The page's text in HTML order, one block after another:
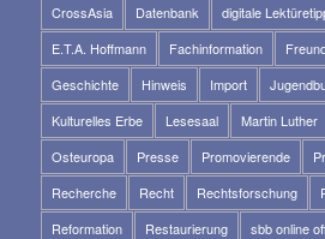
CrossAsia
Datenbank digitale
E.T.A. Hoffmann
Fachinformation
Geschichte
Hinweis Import
Kulturelles Erbe
Lesesaal Martin Luther
Osteuropa
Presse Promovierende
Recherche
Recht Rechtsforschung
Reformation
Restaurierung sbb online